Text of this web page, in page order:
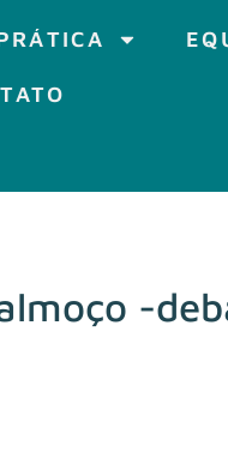
-